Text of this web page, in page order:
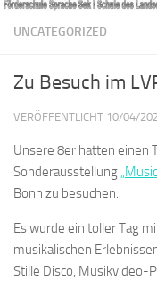
UNCATEGORIZED
Zu Besuch im
VERÖFFENTLICHT 10/04/
Unsere 8er hatten einen
Sonderausstellung
Bonn zu besuchen.
Es wurde ein toller Tag
musikalischen
Stille Disco, Musikvideo-